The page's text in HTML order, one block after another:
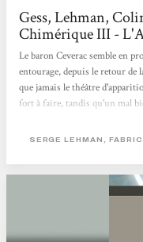
Gess, Lehman,
Chimérique III -
Le baron Ceverac semble en
entourage, depuis le retour de
que jamais le théâtre
fort à faire, tandis qu'un mal
toujours concocté par les
mystère semble habiter
SERGE LEHMAN,